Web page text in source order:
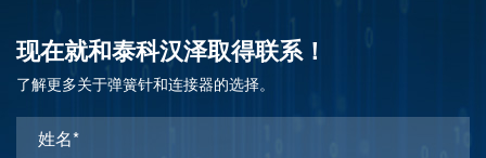
现在就和泰科汉泽取得联系！
了解更多关于弹簧针和连接器的选择。